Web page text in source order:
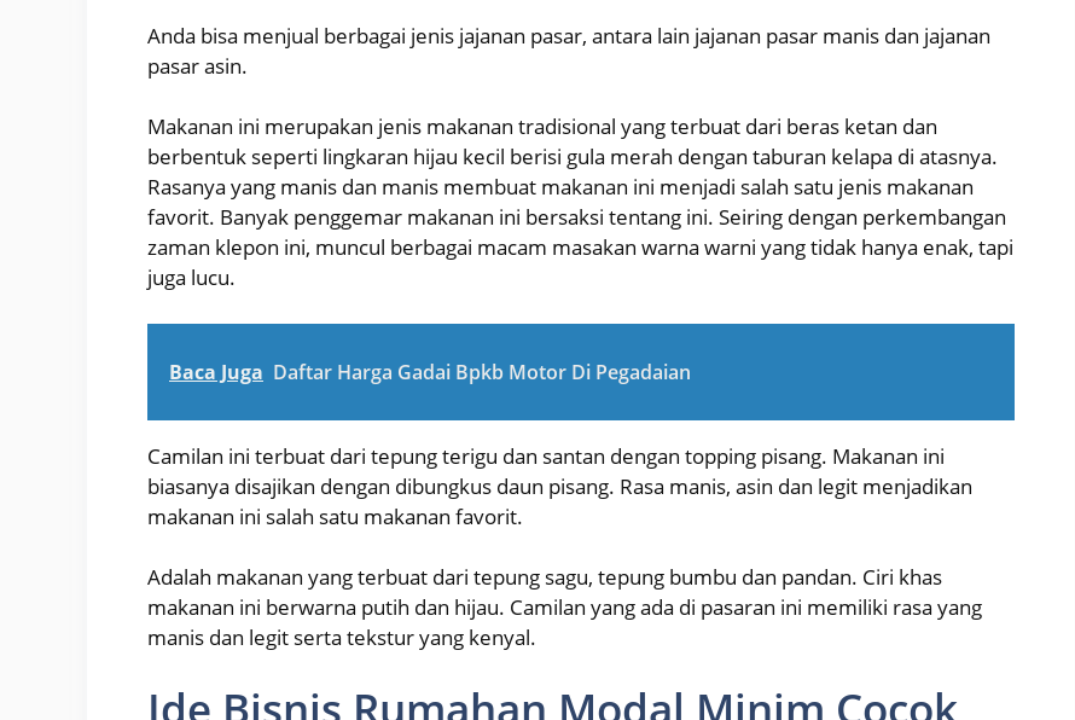
Anda bisa menjual berbagai jenis jajanan pasar, antara lain jajanan pasar manis dan jajanan
pasar asin.
Makanan ini merupakan jenis makanan tradisional yang terbuat dari beras ketan dan
berbentuk seperti lingkaran hijau kecil berisi gula merah dengan taburan kelapa di atasnya.
Rasanya yang manis dan manis membuat makanan ini menjadi salah satu jenis makanan
favorit. Banyak penggemar makanan ini bersaksi tentang ini. Seiring dengan perkembangan
zaman klepon ini, muncul berbagai macam masakan warna warni yang tidak hanya enak, tapi
juga lucu.
Baca Juga Daftar Harga Gadai Bpkb Motor Di Pegadaian
Camilan ini terbuat dari tepung terigu dan santan dengan topping pisang. Makanan ini
biasanya disajikan dengan dibungkus daun pisang. Rasa manis, asin dan legit menjadikan
makanan ini salah satu makanan favorit.
Adalah makanan yang terbuat dari tepung sagu, tepung bumbu dan pandan. Ciri khas
makanan ini berwarna putih dan hijau. Camilan yang ada di pasaran ini memiliki rasa yang
manis dan legit serta tekstur yang kenyal.
Ide Bisnis Rumahan Modal Minim Cocok